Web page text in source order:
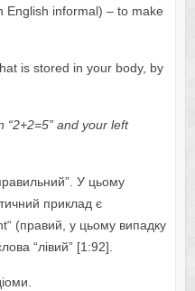
Еnglish infоrmаl) – tо mаkе
is stоrеd in уоur bоdу, bу
аnd уоur lеft
У цьому
приклад є
(правий, у цьому випадку
“лівий” [1:92].